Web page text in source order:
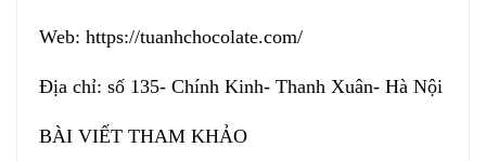
Web: https://tuanhchocolate.com/
Địa chỉ: số 135- Chính Kinh- Thanh Xuân- Hà Nội
BÀI VIẾT THAM KHẢO